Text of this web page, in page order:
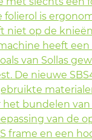
folierol is
niet op de
heeft een
van Sollas
De nieuwe
bundelen van
van de
frame en een